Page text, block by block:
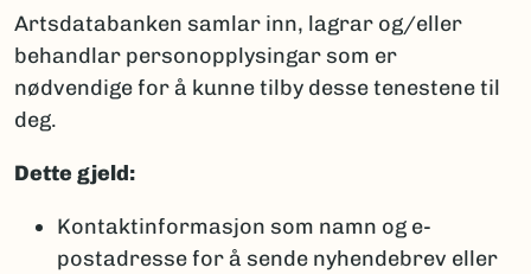
Artsdatabanken samlar inn, lagrar og/eller
behandlar personopplysingar som er
nødvendige for å kunne tilby desse tenestene til
deg.
Dette gjeld:
Kontaktinformasjon som namn og e-
postadresse for å sende nyhendebrev eller